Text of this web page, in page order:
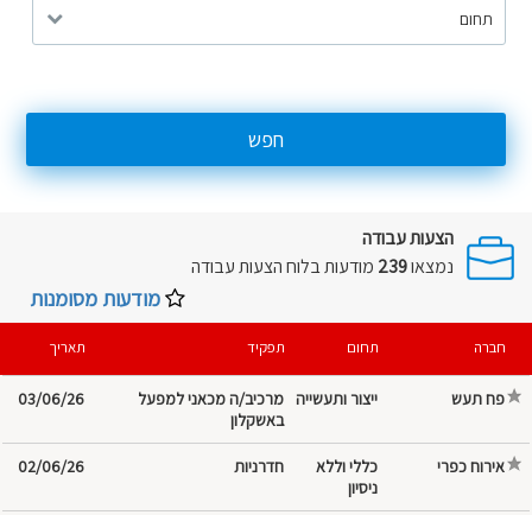
תחום
חפש
הצעות עבודה
נמצאו239 מודעות בלוחהצעות עבודה
מודעות מסומנות
חברה תחום תפקיד תאריך
פח תעש ייצור ותעשייה מרכיב/ה מכאני למפעל
באשקלון
03/06/26
אירוח כפרי
כללי וללא
ניסיון
חדרניות 02/06/26